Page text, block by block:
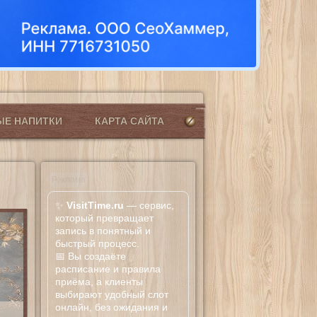
НАПИТКИ КАРТА САЙТА
✨ VisitTime.ru — сервис,
который превращает
запись в понятный и
быстрый процесс.
📅 Вы создаёте
расписание и правила
приёма, а клиенты
выбирают удобный слот
онлайн, без ожидания и